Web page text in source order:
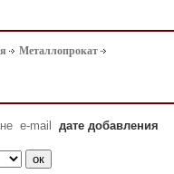
Металлопрокат
e-mail дате добавления